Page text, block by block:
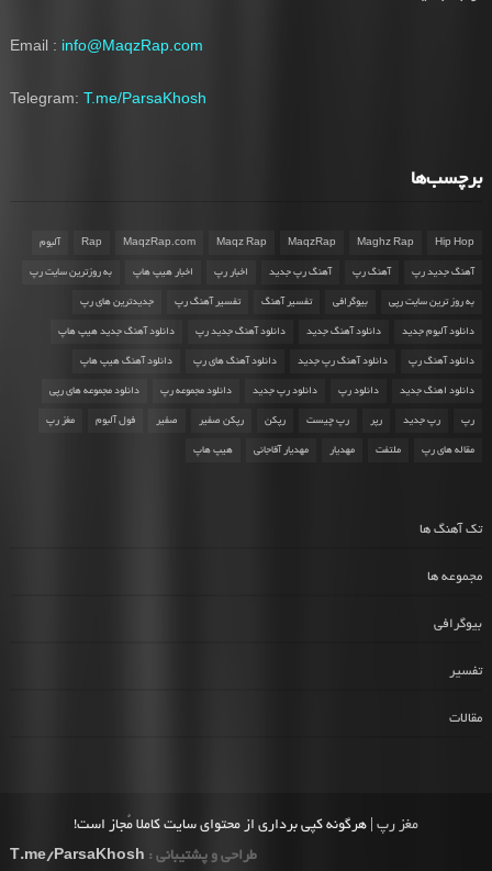
Email : info@MaqzRap.com
Telegram: T.me/ParsaKhosh
برچسب‌ها
Hip Hop
Maghz Rap
MaqzRap
Maqz Rap
MaqzRap.com
Rap آلبوم
آهنگ جدید رپ آهنگ رپ آهنگ رپ جدید اخبار رپ اخبار هیپ هاپ به روزترین سایت رپ
به روز ترین سایت رپی بیوگرافی تفسیر آهنگ تفسیر آهنگ رپ جدیدترین های رپ
دانلود آلبوم جدید دانلود آهنگ جدید دانلود آهنگ جدید رپ دانلود آهنگ جدید هیپ هاپ
دانلود آهنگ رپ دانلود آهنگ رپ جدید دانلود آهنگ های رپ دانلود آهنگ هیپ هاپ
دانلود اهنگ جدید دانلود رپ دانلود رپ جدید دانلود مجموعه رپ دانلود مجموعه های رپی
رپ رپ جدید رپر رپ چیست رپکن رپکن صفیر صفیر فول آلبوم مغز رپ
مقاله های رپ ملتفت مهدیار مهدیار آقاجانی هیپ هاپ
تک آهنگ ها
مجموعه ها
بیوگرافی
تفسیر
مقالات
مغز رپ | هرگونه کپی برداری از محتوای سایت کاملا مُجاز است!
طراحی و پشتیبانی : T.me/ParsaKhosh